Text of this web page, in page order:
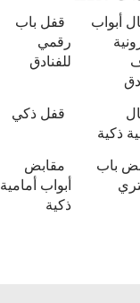
أبواب
قفل باب
رقمي
للفنادق
ذكية
قفل ذكي
باب
مقابض
أبواب أمامية
ذكية